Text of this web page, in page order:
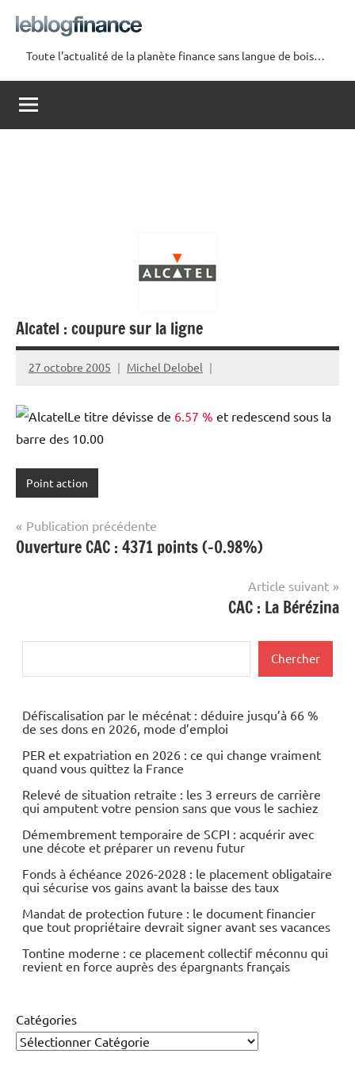
contenu
Le
Blog
Finance
Toute l'actualité de la planète finance sans langue de bois…
Alcatel : coupure sur la ligne
27 octobre 2005 Michel Delobel
Le titre dévisse de 6.57 % et redescend sous la
barre des 10.00
Point action
Navigation
de
Publication précédente
Ouverture CAC : 4371 points (-0.98%)
Article suivant
CAC : La Bérézina
Chercher
Défiscalisation par le mécénat : déduire jusqu’à 66 %
de ses dons en 2026, mode d’emploi
PER et expatriation en 2026 : ce qui change vraiment
quand vous quittez la France
Relevé de situation retraite : les 3 erreurs de carrière
qui amputent votre pension sans que vous le sachiez
Démembrement temporaire de SCPI : acquérir avec
une décote et préparer un revenu futur
Fonds à échéance 2026-2028 : le placement obligataire
qui sécurise vos gains avant la baisse des taux
Mandat de protection future : le document financier
que tout propriétaire devrait signer avant ses vacances
Tontine moderne : ce placement collectif méconnu qui
revient en force auprès des épargnants français
Catégories